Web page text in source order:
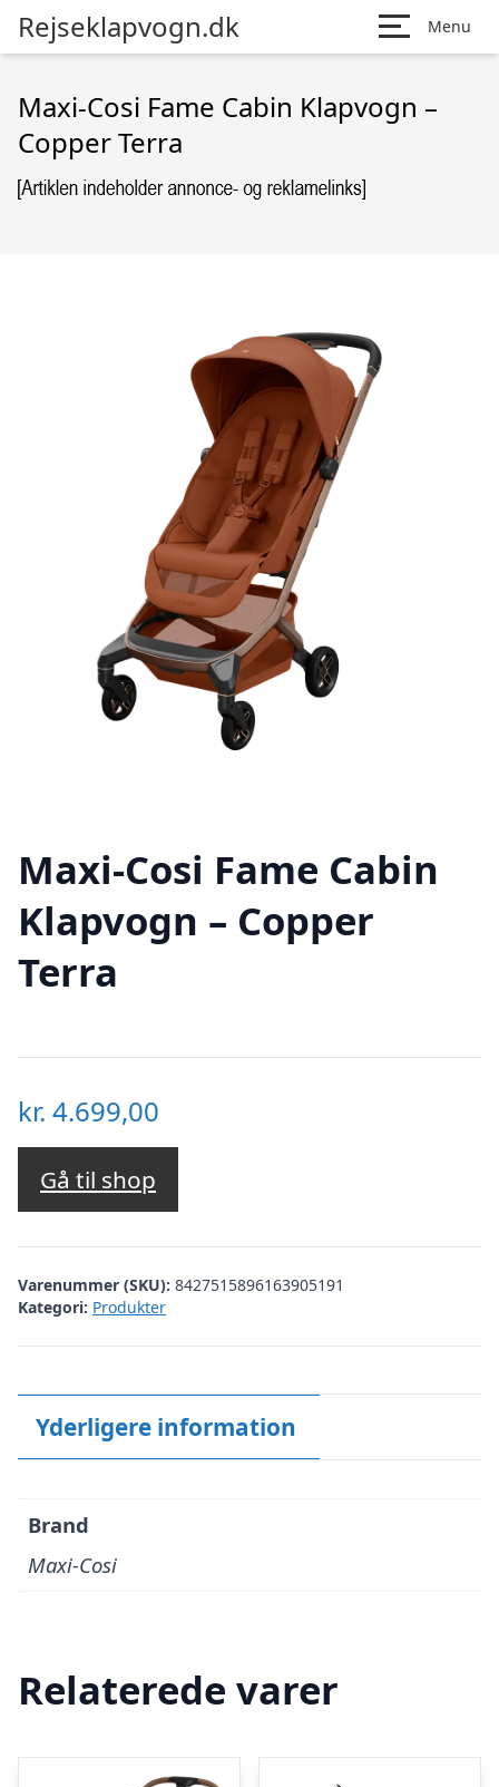
Rejseklapvogn.dk Menu
Maxi-Cosi Fame Cabin Klapvogn –
Copper Terra
Maxi-Cosi Fame Cabin
Klapvogn – Copper
Terra
kr. 4.699,00
Gå til shop
Varenummer (SKU): 8427515896163905191
Kategori: Produkter
Yderligere information
Brand
Maxi-Cosi
Relaterede varer